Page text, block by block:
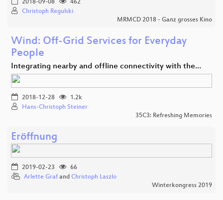
2018-09-08
462
Christoph Regulski
MRMCD 2018 - Ganz grosses Kino
Wind: Off-Grid Services for Everyday
People
Integrating nearby and offline connectivity with the…
2018-12-28
1.2k
Hans-Christoph Steiner
35C3: Refreshing Memories
Eröffnung
2019-02-23
66
Arlette Graf and Christoph Laszlo
Winterkongress 2019